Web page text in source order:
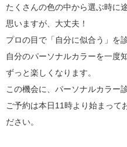
たくさんの色の中から選ぶ時に
思いますが、大丈夫！
プロの目で「自分に似合う」を
自分のパーソナルカラーを一度
ずっと楽しくなります。
この機会に、パーソナルカラー
ご予約は本日11時より始まって
ださい。